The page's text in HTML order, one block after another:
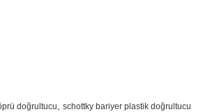
doğrultucu schottky bariyer plastik doğrultucu